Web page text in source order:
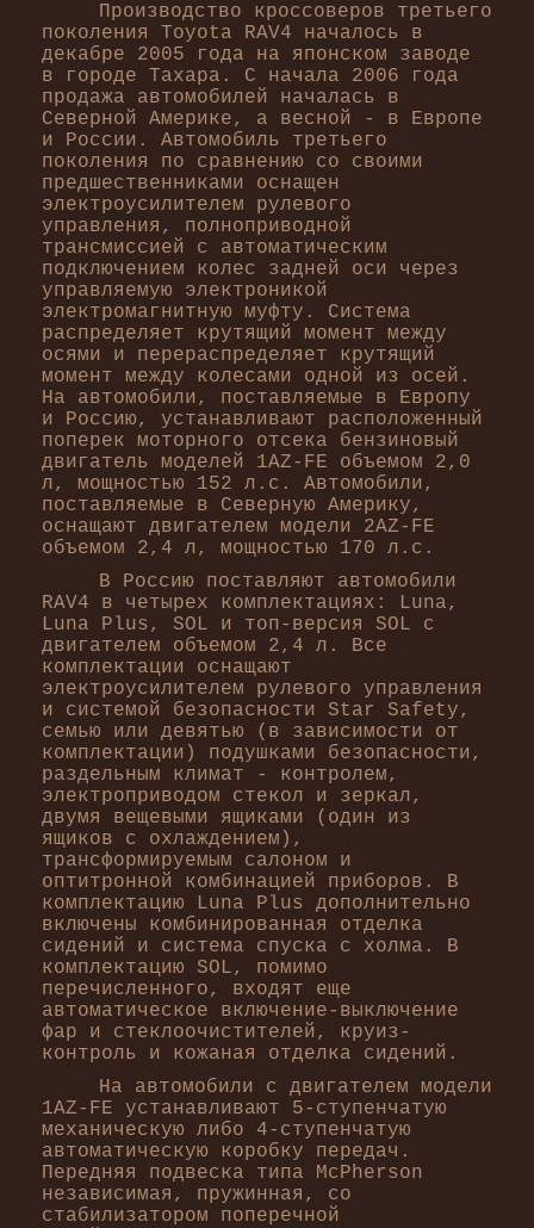
Производство кроссоверов третьего
поколения Toyota RAV4 началось в
декабре 2005 года на японском заводе
в городе Тахара. С начала 2006 года
продажа автомобилей началась в
Северной Америке, а весной - в Европе
и России. Автомобиль третьего
поколения по сравнению со своими
предшественниками оснащен
электроусилителем рулевого
управления, полноприводной
трансмиссией с автоматическим
подключением колес задней оси через
управляемую электроникой
электромагнитную муфту. Система
распределяет крутящий момент между
осями и перераспределяет крутящий
момент между колесами одной из осей.
На автомобили, поставляемые в Европу
и Россию, устанавливают расположенный
поперек моторного отсека бензиновый
двигатель моделей 1AZ-FE объемом 2,0
л, мощностью 152 л.с. Автомобили,
поставляемые в Северную Америку,
оснащают двигателем модели 2AZ-FE
объемом 2,4 л, мощностью 170 л.с.
В Россию поставляют автомобили
RAV4 в четырех комплектациях: Luna,
Luna Plus, SOL и топ-версия SOL с
двигателем объемом 2,4 л. Все
комплектации оснащают
электроусилителем рулевого управления
и системой безопасности Star Safety,
семью или девятью (в зависимости от
комплектации) подушками безопасности,
раздельным климат - контролем,
электроприводом стекол и зеркал,
двумя вещевыми ящиками (один из
ящиков с охлаждением),
трансформируемым салоном и
оптитронной комбинацией приборов. В
комплектацию Luna Plus дополнительно
включены комбинированная отделка
сидений и система спуска с холма. В
комплектацию SOL, помимо
перечисленного, входят еще
автоматическое включение-выключение
фар и стеклоочистителей, круиз-
контроль и кожаная отделка сидений.
На автомобили с двигателем модели
1AZ-FE устанавливают 5-ступенчатую
механическую либо 4-ступенчатую
автоматическую коробку передач.
Передняя подвеска типа McPherson
независимая, пружинная, со
стабилизатором поперечной